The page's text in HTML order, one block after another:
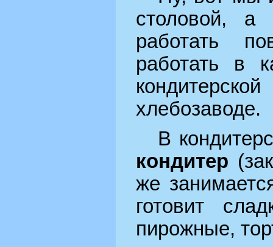
столовой,
работать
работать в
хлебозаводе.
В
кондитер
же
готовит
пирожные,